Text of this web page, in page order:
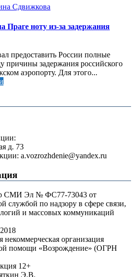
Сдвижкова
Праге ноту из-за задержания
предоставить России полные
причины задержания российского
аэропорту. Для этого...
д. 73
a.vozrozhdenie@yandex.ru
СМИ Эл № ФС77-73043 от
службой по надзору в сфере связи,
и массовых коммуникаций
организация
помощи «Возрождение» (ОГРН
12+
Э.В.